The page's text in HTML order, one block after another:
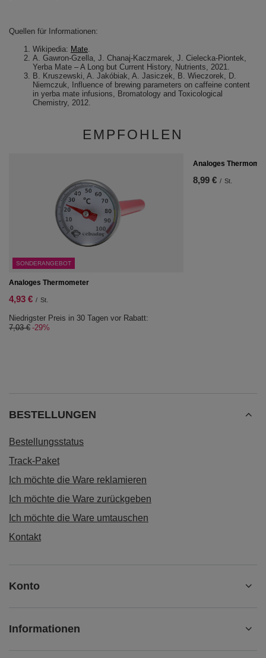
Quellen für Informationen:
Wikipedia: Mate
A. Gawron-Gzella, J. Chanaj-Kaczmarek, J. Cielecka-Piontek,
Yerba Mate – A Long but Current History, Nutrients, 2021.
B. Kruszewski, A. Jakóbiak, A. Jasiczek, B. Wieczorek, D.
Niemczuk, Influence of brewing parameters on caffeine content
in yerba mate infusions, Bromatology and Toxicological
Chemistry, 2012.
EMPFOHLEN
SONDERANGEBOT
Analoges Thermometer
4,93 € / St.
Niedrigster Preis in 30 Tagen vor Rabatt:
7,03 € -29%
Analoges
8,99 € / St.
BESTELLUNGEN
Bestellungsstatus
Track-Paket
Ich möchte die Ware reklamieren
Ich möchte die Ware zurückgeben
Ich möchte die Ware umtauschen
Kontakt
Konto
Informationen